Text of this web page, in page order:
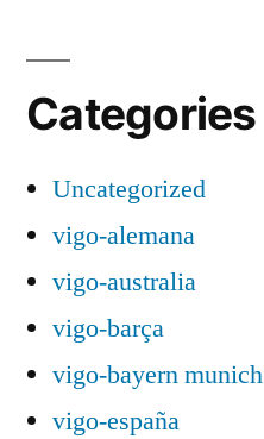
Categories
Uncategorized
vigo-alemana
vigo-australia
vigo-barça
vigo-bayern munich
vigo-españa